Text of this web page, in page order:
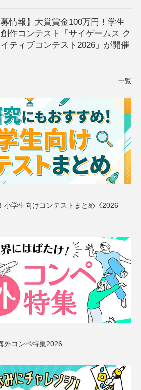
募情報】大賞賞金100万円！学生
作コンテスト「サイゲームス ク
イティブコンテスト2026」が開催
一覧
小学生向けコンテストまとめ《2026
外コンペ特集2026